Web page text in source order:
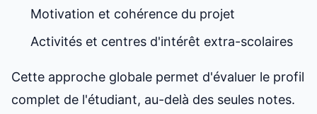
Motivation et cohérence du projet
Activités et centres d'intérêt extra-scolaires
Cette approche globale permet d'évaluer le profil
complet de l'étudiant, au-delà des seules notes.